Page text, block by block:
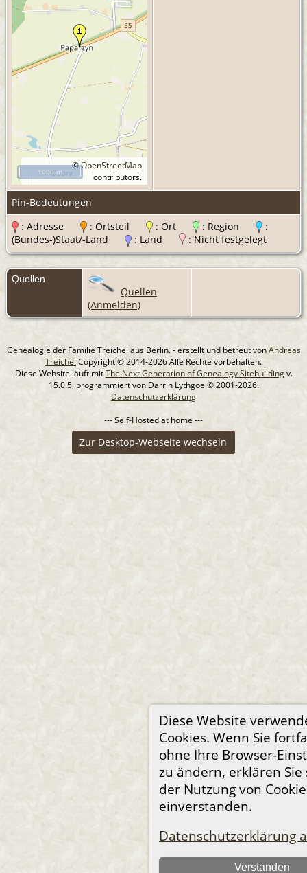
Diese Website
Cookies. Wenn Sie
ohne Ihre Browser-
zu ändern, erklären Sie
der Nutzung von
einverstanden.
Datenschutzerklärung
Verstanden
©OpenStreetMap
contributors.
1000 m
Pin-Bedeutungen
: Adresse
: Ortsteil : Ort : Region
:
(Bundes-)Staat/-Land
: Land : Nicht festgelegt
Quellen
Quellen
(Anmelden)
Genealogie der Familie Treichel aus Berlin. - erstellt und betreut vonAndreas
Treichel Copyright © 2014-2026 Alle Rechte vorbehalten.
Diese Website läuft mitThe Next Generation of Genealogy Sitebuildingv.
15.0.5, programmiert von Darrin Lythgoe © 2001-2026.
Datenschutzerklärung
--- Self-Hosted at home ---
Zur Desktop-Webseite wechseln